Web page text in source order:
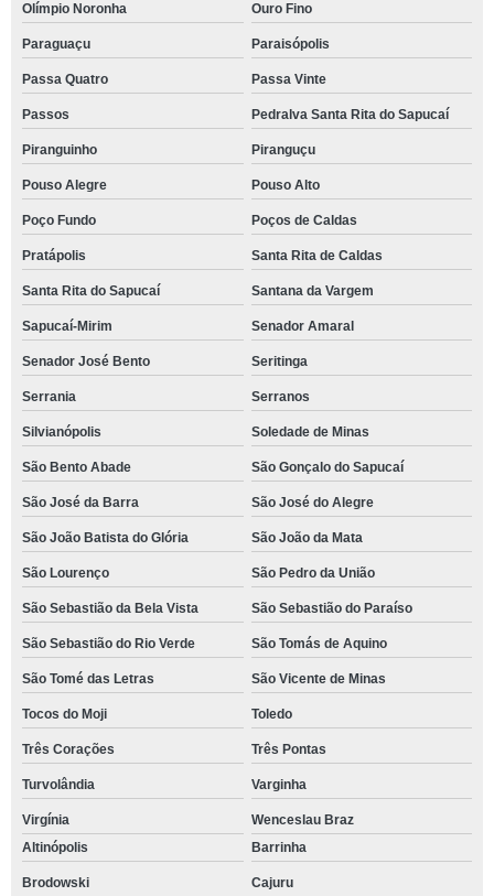
Olímpio Noronha Ouro Fino
Paraguaçu Paraisópolis
Passa Quatro Passa Vinte
Passos Pedralva Santa Rita do Sapucaí
Piranguinho Piranguçu
Pouso Alegre Pouso Alto
Poço Fundo Poços de Caldas
Pratápolis Santa Rita de Caldas
Santa Rita do Sapucaí Santana da Vargem
Sapucaí-Mirim Senador Amaral
Senador José Bento Seritinga
Serrania Serranos
Silvianópolis Soledade de Minas
São Bento Abade São Gonçalo do Sapucaí
São José da Barra São José do Alegre
São João Batista do Glória São João da Mata
São Lourenço São Pedro da União
São Sebastião da Bela Vista São Sebastião do Paraíso
São Sebastião do Rio Verde São Tomás de Aquino
São Tomé das Letras São Vicente de Minas
Tocos do Moji Toledo
Três Corações Três Pontas
Turvolândia Varginha
Virgínia
Wenceslau Braz
Altinópolis
Barrinha
Brodowski Cajuru